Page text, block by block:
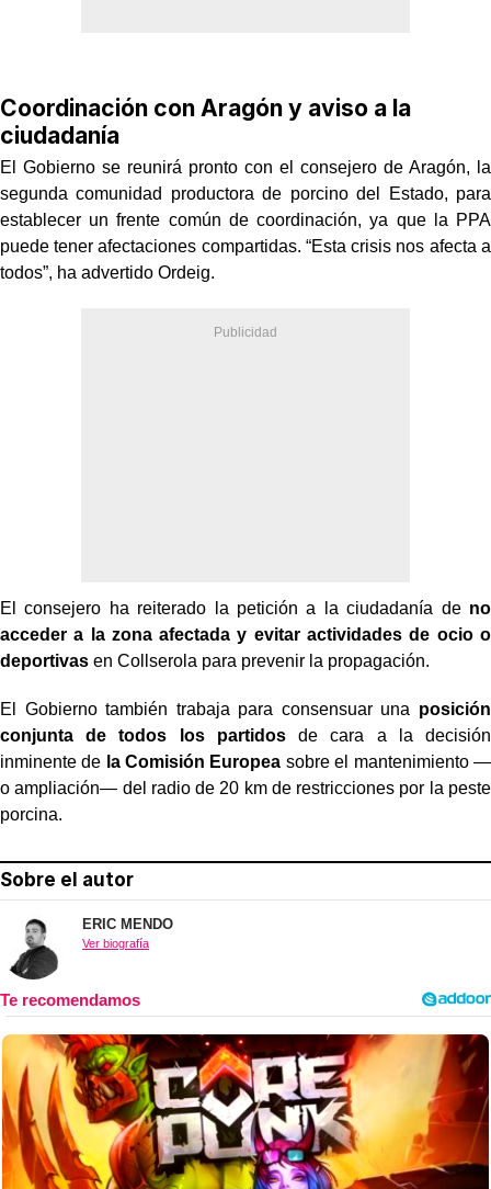
Coordinación con Aragón y aviso a la
ciudadanía
El Gobierno se reunirá pronto con el consejero de Aragón, la
segunda comunidad productora de porcino del Estado, para
establecer un frente común de coordinación, ya que la PPA
puede tener afectaciones compartidas. “Esta crisis nos afecta a
todos”, ha advertido Ordeig.
El consejero ha reiterado la petición a la ciudadanía de no
acceder a la zona afectada y evitar actividades de ocio o
deportivas en Collserola para prevenir la propagación.
El Gobierno también trabaja para consensuar una posición
conjunta de todos los partidosde cara a la decisión
inminente de la Comisión Europea sobre el mantenimiento —
o ampliación— del radio de 20 km de restricciones por la peste
porcina.
Sobre el autor
ERIC MENDO
Ver biografía